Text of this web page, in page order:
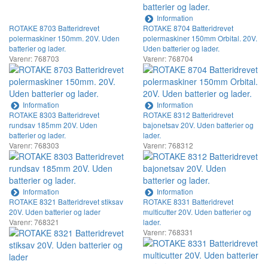
Information
ROTAKE 8703 Batteridrevet
polermaskiner 150mm. 20V. Uden
batterier og lader.
Varenr: 768703
Information
ROTAKE 8704 Batteridrevet
polermaskiner 150mm Orbital. 20V.
Uden batterier og lader.
Varenr: 768704
Information
ROTAKE 8303 Batteridrevet
rundsav 185mm 20V. Uden
batterier og lader.
Varenr: 768303
Information
ROTAKE 8312 Batteridrevet
bajonetsav 20V. Uden batterier og
lader.
Varenr: 768312
Information
ROTAKE 8321 Batteridrevet stiksav
20V. Uden batterier og lader
Varenr: 768321
ROTAKE 8331 Batteridrevet
multicutter 20V. Uden batterier og
lader.
Varenr: 768331